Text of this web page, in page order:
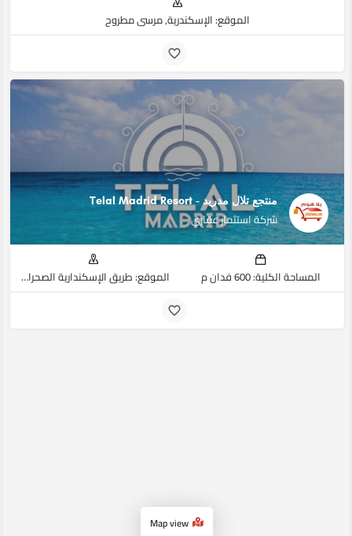
الموقع: الإسكندرية, مرسى مطروح
منتجع تلال مدريد - Telal Madrid Resort
شركة استثمار عقاري
المساحة الكلية: 600 فدان م الموقع: طريق الإسكندارية الصحراوي, مرسى مطروح
Map view